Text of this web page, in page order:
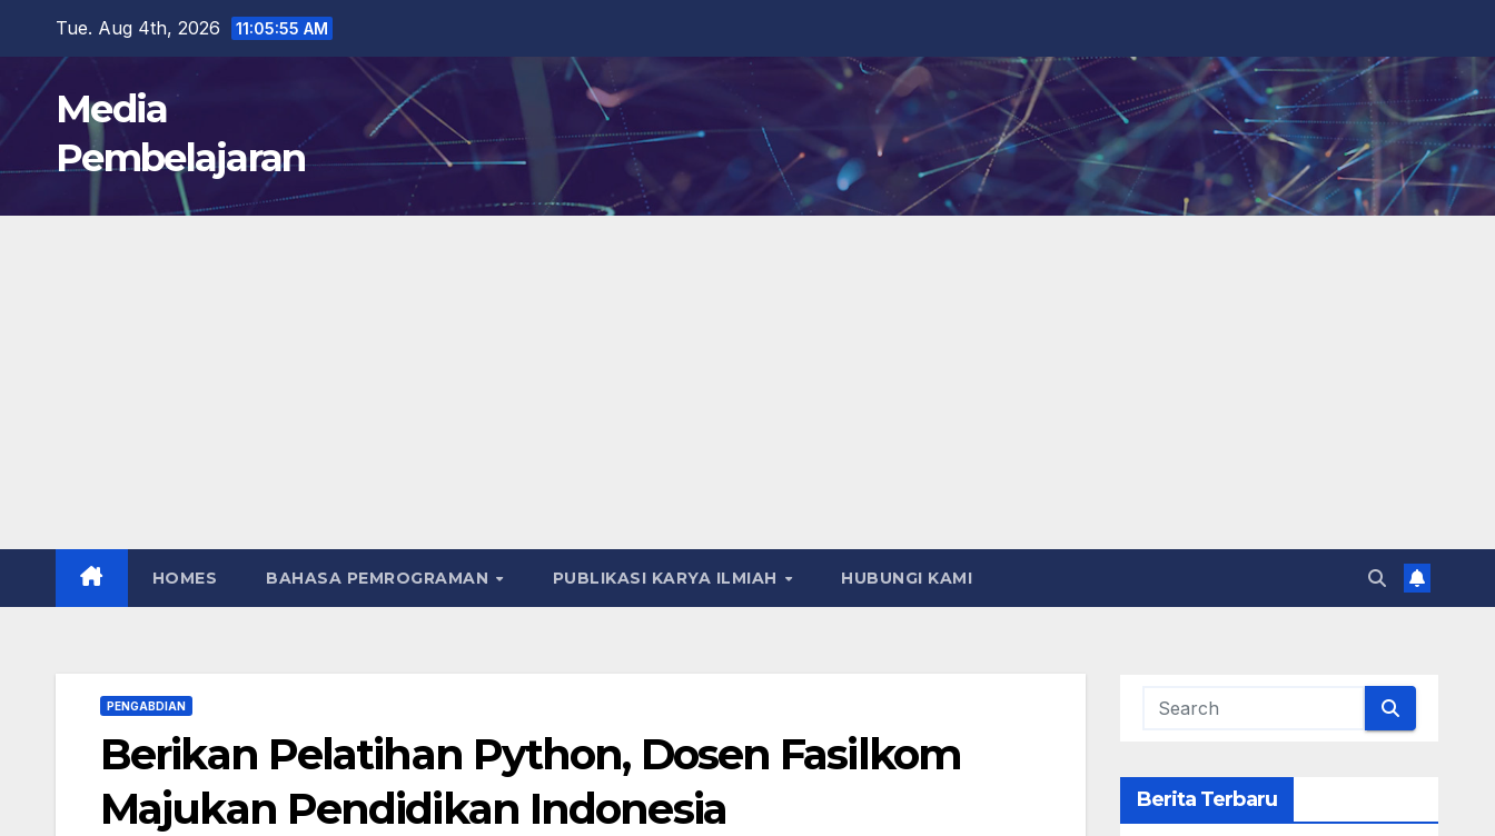
content
Tue. Aug 4th, 2026 11:05:57 AM
Media
Pembelajaran
HOMES BAHASA PEMROGRAMAN PUBLIKASI KARYA ILMIAH HUBUNGI KAMI
PENGABDIAN
Berikan Pelatihan Python, Dosen Fasilkom
Majukan Pendidikan Indonesia
Berita Terbaru